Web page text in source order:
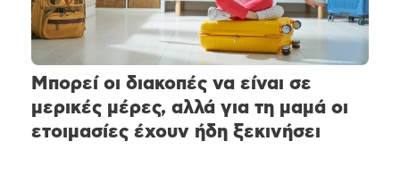
Μπορεί οι διακοπές να είναι σε
μερικές μέρες, αλλά για τη μαμά οι
ετοιμασίες έχουν ήδη ξεκινήσει